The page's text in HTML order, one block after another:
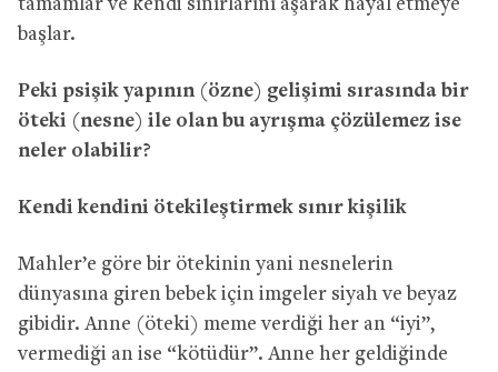
tamamlar ve kendi sınırlarını aşarak hayal etmeye
başlar.
Peki psişik yapının (özne) gelişimi sırasında bir
öteki (nesne) ile olan bu ayrışma çözülemez ise
neler olabilir?
Kendi kendini ötekileştirmek sınır kişilik
Mahler’e göre bir ötekinin yani nesnelerin
dünyasına giren bebek için imgeler siyah ve beyaz
gibidir. Anne (öteki) meme verdiği her an “iyi”,
vermediği an ise “kötüdür”. Anne her geldiğinde